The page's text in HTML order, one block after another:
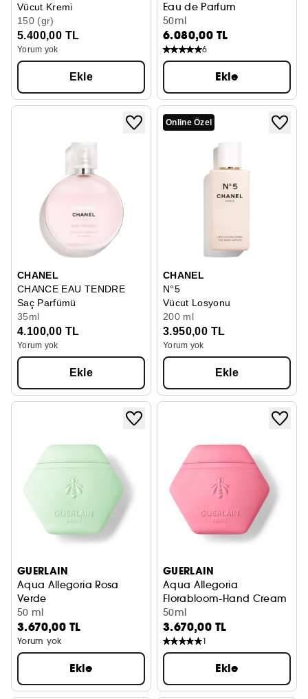
Vücut Kremi
150 (gr)
5.400,00 TL
Yorum yok
Ekle
Eau de Parfum
50ml
6.080,00 TL
6
Ekle
CHANEL
CHANCE EAU TENDRE
Saç Parfümü
35ml
4.100,00 TL
Yorum yok
Ekle
Online Özel
CHANEL
N°5
Vücut Losyonu
200 ml
3.950,00 TL
Yorum yok
Ekle
GUERLAIN
Aqua Allegoria Rosa
Verde
Hand Cream
50 ml
3.670,00 TL
Yorum yok
Ekle
GUERLAIN
Aqua Allegoria
Florabloom-Hand Cream
50ml
3.670,00 TL
1
Ekle